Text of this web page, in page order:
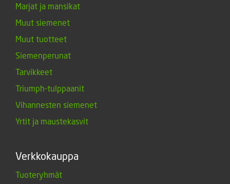
Marjat ja mansikat
Muut siemenet
Muut tuotteet
Siemenperunat
Tarvikkeet
Triumph-tulppaanit
Vihannesten siemenet
Yrtit ja maustekasvit
Verkkokauppa
Tuoteryhmät